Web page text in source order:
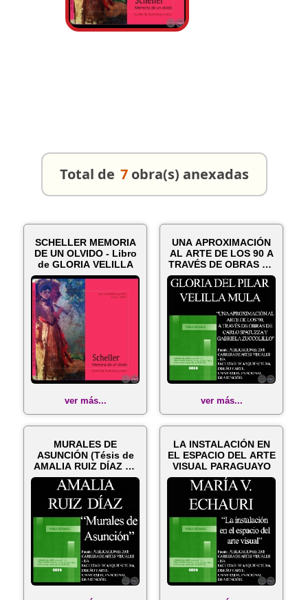
Total de 7 obra(s) anexadas
SCHELLER MEMORIA
DE UN OLVIDO - Libro
de GLORIA VELILLA
ver más...
UNA APROXIMACIÓN
AL ARTE DE LOS 90 A
TRAVÉS DE OBRAS DE
CARLO SPA...
ver más...
MURALES DE
ASUNCIÓN (Tésis de
AMALIA RUIZ DÍAZ en
el I.S.A.)
LA INSTALACIÓN EN
EL ESPACIO DEL ARTE
VISUAL PARAGUAYO